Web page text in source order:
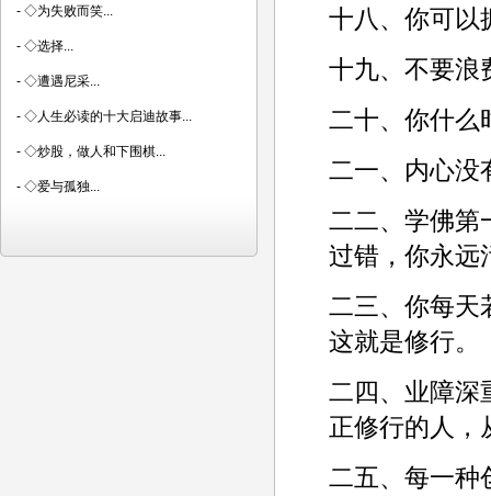
十八、你可以
十九、不要浪
二十、你什么
二一、内心没
二二、学佛第
过错，你永远
二三、你每天
这就是修行。­
二四、业障深
正修行的人，
二五、每一种
- ◇为失败而笑...
- ◇选择...
- ◇遭遇尼采...
- ◇人生必读的十大启迪故事...
- ◇炒股，做人和下围棋...
- ◇爱与孤独...